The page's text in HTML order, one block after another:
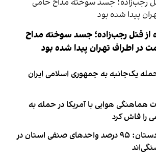
از قتل رجب‌زاده؛ جسد سوخته مداح
در اطراف تهران پیدا شده بود
یک‌جانبه به جمهوری اسلامی ایران
هماهنگی هوایی با آمریکا در حمله به
را فاش کرد
اتاق اصناف کردستان: ۹۵ درصد واحدهای صنفی استان در